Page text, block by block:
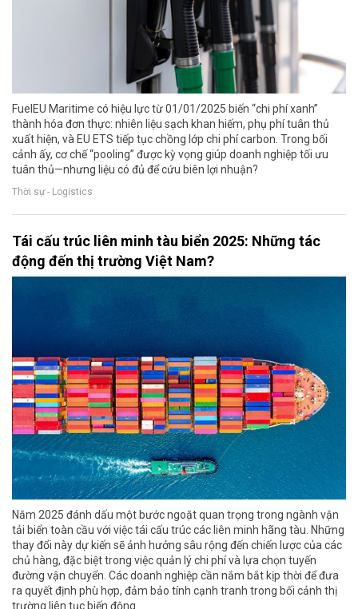
FuelEU Maritime có hiệu lực từ 01/01/2025 biến “chi phí xanh”
thành hóa đơn thực: nhiên liệu sạch khan hiếm, phụ phí tuân thủ
xuất hiện, và EU ETS tiếp tục chồng lớp chi phí carbon. Trong bối
cảnh ấy, cơ chế “pooling” được kỳ vọng giúp doanh nghiệp tối ưu
tuân thủ—nhưng liệu có đủ để cứu biên lợi nhuận?
Thời sự - Logistics
Tái cấu trúc liên minh tàu biển 2025: Những tác
động đến thị trường Việt Nam?
Năm 2025 đánh dấu một bước ngoặt quan trọng trong ngành vận
tải biển toàn cầu với việc tái cấu trúc các liên minh hãng tàu. Những
thay đổi này dự kiến sẽ ảnh hưởng sâu rộng đến chiến lược của các
chủ hàng, đặc biệt trong việc quản lý chi phí và lựa chọn tuyến
đường vận chuyển. Các doanh nghiệp cần nắm bắt kịp thời để đưa
ra quyết định phù hợp, đảm bảo tính cạnh tranh trong bối cảnh thị
trường liên tục biến động.